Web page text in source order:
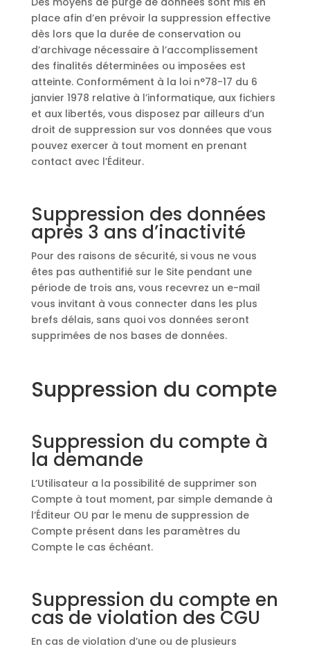
place afin d’en prévoir la suppression effective
dès lors que la durée de conservation ou
d’archivage nécessaire à l’accomplissement
des finalités déterminées ou imposées est
atteinte. Conformément à la loi n°78-17 du 6
janvier 1978 relative à l’informatique, aux fichiers
et aux libertés, vous disposez par ailleurs d’un
droit de suppression sur vos données que vous
pouvez exercer à tout moment en prenant
contact avec l’Éditeur.
Suppression des données
après 3 ans d’inactivité
Pour des raisons de sécurité, si vous ne vous
êtes pas authentifié sur le Site pendant une
période de trois ans, vous recevrez un e-mail
vous invitant à vous connecter dans les plus
brefs délais, sans quoi vos données seront
supprimées de nos bases de données.
Suppression du compte
Suppression du compte à
la demande
L’Utilisateur a la possibilité de supprimer son
Compte à tout moment, par simple demande à
l’Éditeur OU par le menu de suppression de
Compte présent dans les paramètres du
Compte le cas échéant.
Suppression du compte en
cas de violation des CGU
En cas de violation d’une ou de plusieurs